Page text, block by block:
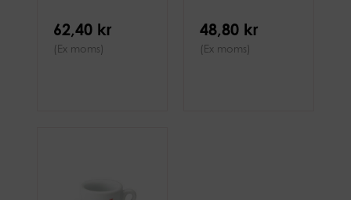
62,40 kr
(Ex moms)
48,80 kr
(Ex moms)